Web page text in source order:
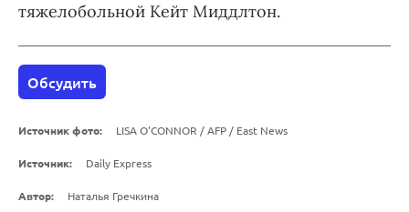
тяжелобольной Кейт Миддлтон.
Обсудить
Источник фото: LISA O'CONNOR / AFP / East News
Источник: Daily Express
Автор: Наталья Гречкина